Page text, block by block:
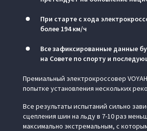
При старте с хода
более 194 км/ч
Все зафиксированные данные
на Совете по спорту и
Премиальный электрокроссовер
попытке установления нескольких
Все результаты испытаний сильно
сцепления шин на льду в 7-10 раз
максимально экстремальным, с